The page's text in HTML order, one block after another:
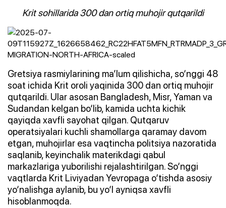
Krit sohillarida 300 dan ortiq muhojir qutqarildi
Gretsiya rasmiylarining ma’lum qilishicha, so‘nggi 48
soat ichida Krit oroli yaqinida 300 dan ortiq muhojir
qutqarildi. Ular asosan Bangladesh, Misr, Yaman va
Sudandan kelgan bo‘lib, kamida uchta kichik
qayiqda xavfli sayohat qilgan. Qutqaruv
operatsiyalari kuchli shamollarga qaramay davom
etgan, muhojirlar esa vaqtincha politsiya nazoratida
saqlanib, keyinchalik materikdagi qabul
markazlariga yuborilishi rejalashtirilgan. So‘nggi
vaqtlarda Krit Liviyadan Yevropaga o‘tishda asosiy
yo‘nalishga aylanib, bu yo‘l ayniqsa xavfli
hisoblanmoqda.